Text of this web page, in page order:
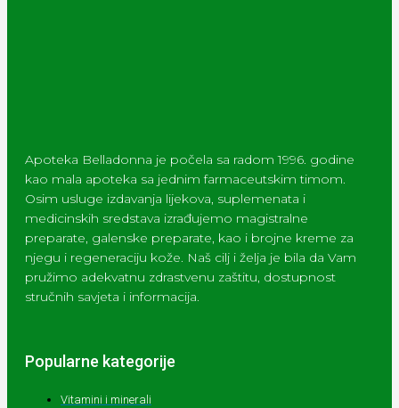
Apoteka Belladonna je počela sa radom 1996. godine
kao mala apoteka sa jednim farmaceutskim timom.
Osim usluge izdavanja lijekova, suplemenata i
medicinskih sredstava izrađujemo magistralne
preparate, galenske preparate, kao i brojne kreme za
njegu i regeneraciju kože. Naš cilj i želja je bila da Vam
pružimo adekvatnu zdrastvenu zaštitu, dostupnost
stručnih savjeta i informacija.
Popularne kategorije
Vitamini i minerali